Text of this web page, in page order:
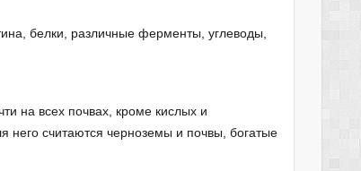
белки, различные ферменты, углеводы,
на всех почвах, кроме кислых и
считаются черноземы и почвы, богатые